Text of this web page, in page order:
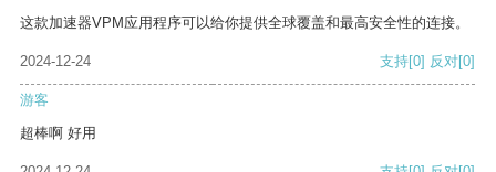
这款加速器VPM应用程序可以给你提供全球覆盖和最高安全性的连接。
2024-12-24 支持[0] 反对[0]
游客
超棒啊 好用